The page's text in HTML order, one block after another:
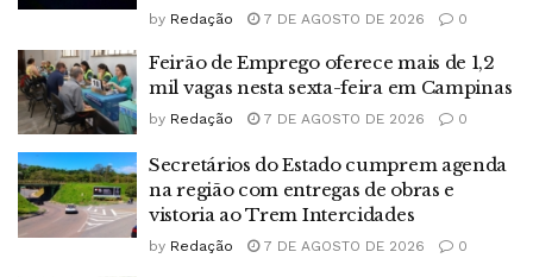
by Redação 7 DE AGOSTO DE 2026 0
Feirão de Emprego oferece mais de 1,2
mil vagas nesta sexta-feira em Campinas
by Redação 7 DE AGOSTO DE 2026 0
Secretários do Estado cumprem agenda
na região com entregas de obras e
vistoria ao Trem Intercidades
by Redação 7 DE AGOSTO DE 2026 0